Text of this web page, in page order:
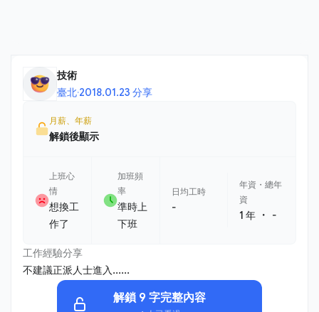
技術
臺北·2018.01.23 分享
月薪、年薪
解鎖後顯示
上班心
情
想換工
作了
加班頻
率
準時上
下班
日均工時
-
年資・總年
資
1 年 ・ -
工作經驗分享
不建議正派人士進入......
解鎖 9 字完整內容